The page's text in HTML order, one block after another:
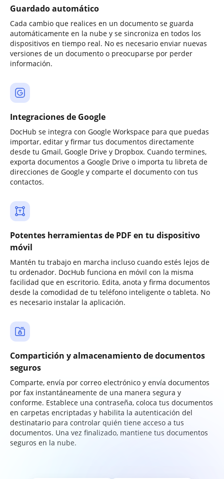
Guardado automático
Cada cambio que realices en un documento se guarda
automáticamente en la nube y se sincroniza en todos los
dispositivos en tiempo real. No es necesario enviar nuevas
versiones de un documento o preocuparse por perder
información.
Integraciones de Google
DocHub se integra con Google Workspace para que puedas
importar, editar y firmar tus documentos directamente
desde tu Gmail, Google Drive y Dropbox. Cuando termines,
exporta documentos a Google Drive o importa tu libreta de
direcciones de Google y comparte el documento con tus
contactos.
Potentes herramientas de PDF en tu dispositivo
móvil
Mantén tu trabajo en marcha incluso cuando estés lejos de
tu ordenador. DocHub funciona en móvil con la misma
facilidad que en escritorio. Edita, anota y firma documentos
desde la comodidad de tu teléfono inteligente o tableta. No
es necesario instalar la aplicación.
Compartición y almacenamiento de documentos
seguros
Comparte, envía por correo electrónico y envía documentos
por fax instantáneamente de una manera segura y
conforme. Establece una contraseña, coloca tus documentos
en carpetas encriptadas y habilita la autenticación del
destinatario para controlar quién tiene acceso a tus
documentos. Una vez finalizado, mantiene tus documentos
seguros en la nube.